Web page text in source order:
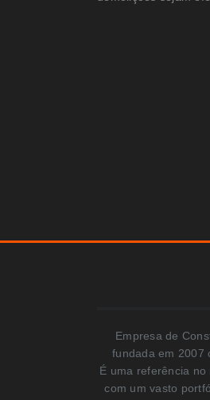
Empresa de
fundada em 2007
É uma referência
com um vasto